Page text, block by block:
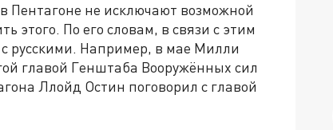
Пентагоне не исключают возможной
этого. По его словам, в связи с этим
русскими. Например, в мае Милли
главой Генштаба Вооружённых сил
Ллойд Остин поговорил с главой